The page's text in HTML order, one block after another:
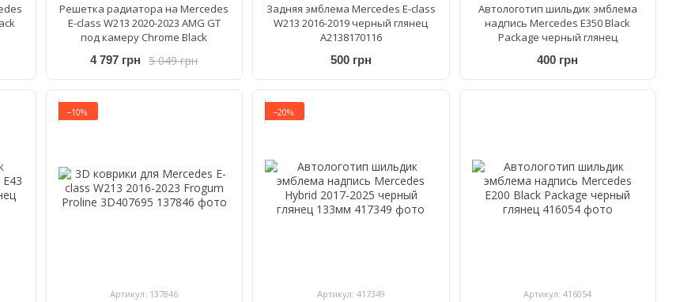
Решетка радиатора на Mercedes
E-class W213 2020-2023 AMG GT
под камеру Chrome Black
5 049 грн
4 797 грн
Задняя эмблема Mercedes E-class
W213 2016-2019 черный глянец
A2138170116
500 грн
Автологотип шильдик эмблема
надпись Mercedes E350 Black
Package черный глянец
400 грн
−10%
Артикул: 137846
−20%
Артикул: 417349 Артикул: 416054